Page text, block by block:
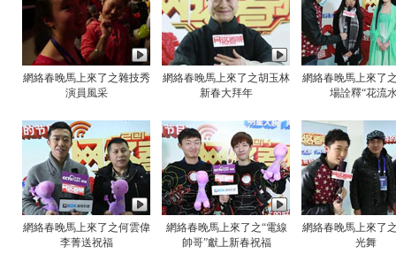
網絡春晚馬上來了之雜技秀
演員風采
網絡春晚馬上來了之胡玉林
新春大拜年
網絡春晚馬上來了
場詮釋“花流
網絡春晚馬上來了之何雲偉
李菁送祝福
網絡春晚馬上來了之“電線
帥哥”獻上新春祝福
網絡春晚馬上來了
光舞